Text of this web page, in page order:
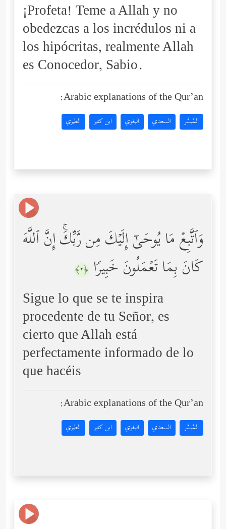
¡Profeta! Teme a Allah y no
obedezcas a los incrédulos ni a
los hipócritas, realmente Allah
es Conocedor, Sabio.
Arabic explanations of the Qur’an:
المُيسَّر السعدي البغوي ابن كثير الطبري
وَٱتَّبِعۡ مَا یُوحَىٰۤ إِلَیۡكَ مِن رَّبِّكَۚ إِنَّ ٱللَّهَ
كَانَ بِمَا تَعۡمَلُونَ خَبِیرࣰا ﴿٢﴾
Sigue lo que se te inspira
procedente de tu Señor, es
cierto que Allah está
perfectamente informado de lo
que hacéis
Arabic explanations of the Qur’an:
المُيسَّر السعدي البغوي ابن كثير الطبري